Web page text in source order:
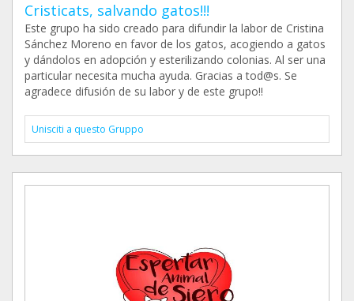
Cristicats, salvando gatos!!!
Este grupo ha sido creado para difundir la labor de Cristina
Sánchez Moreno en favor de los gatos, acogiendo a gatos
y dándolos en adopción y esterilizando colonias. Al ser una
particular necesita mucha ayuda. Gracias a tod@s. Se
agradece difusión de su labor y de este grupo!!
Unisciti a questo Gruppo